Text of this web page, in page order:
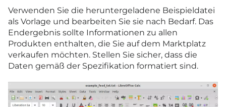
Verwenden Sie die heruntergeladene Beispieldatei
als Vorlage und bearbeiten Sie sie nach Bedarf. Das
Endergebnis sollte Informationen zu allen
Produkten enthalten, die Sie auf dem Marktplatz
verkaufen möchten. Stellen Sie sicher, dass die
Daten gemäß der Spezifikation formatiert sind.